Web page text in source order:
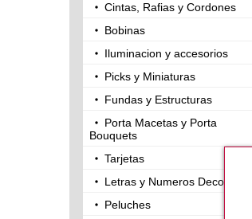
Cintas, Rafias y Cordones
Bobinas
Iluminacion y accesorios
Picks y Miniaturas
Fundas y Estructuras
Porta Macetas y Porta
Bouquets
Tarjetas
Letras y Numeros Decorativos
Peluches